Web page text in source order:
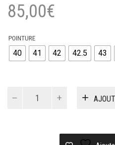
85,00€
POINTURE
40 41 42 42.5 43